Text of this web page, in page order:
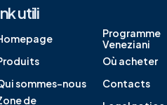
utili
sommes-nous
de
Programme
Veneziani
Où acheter
Contacts